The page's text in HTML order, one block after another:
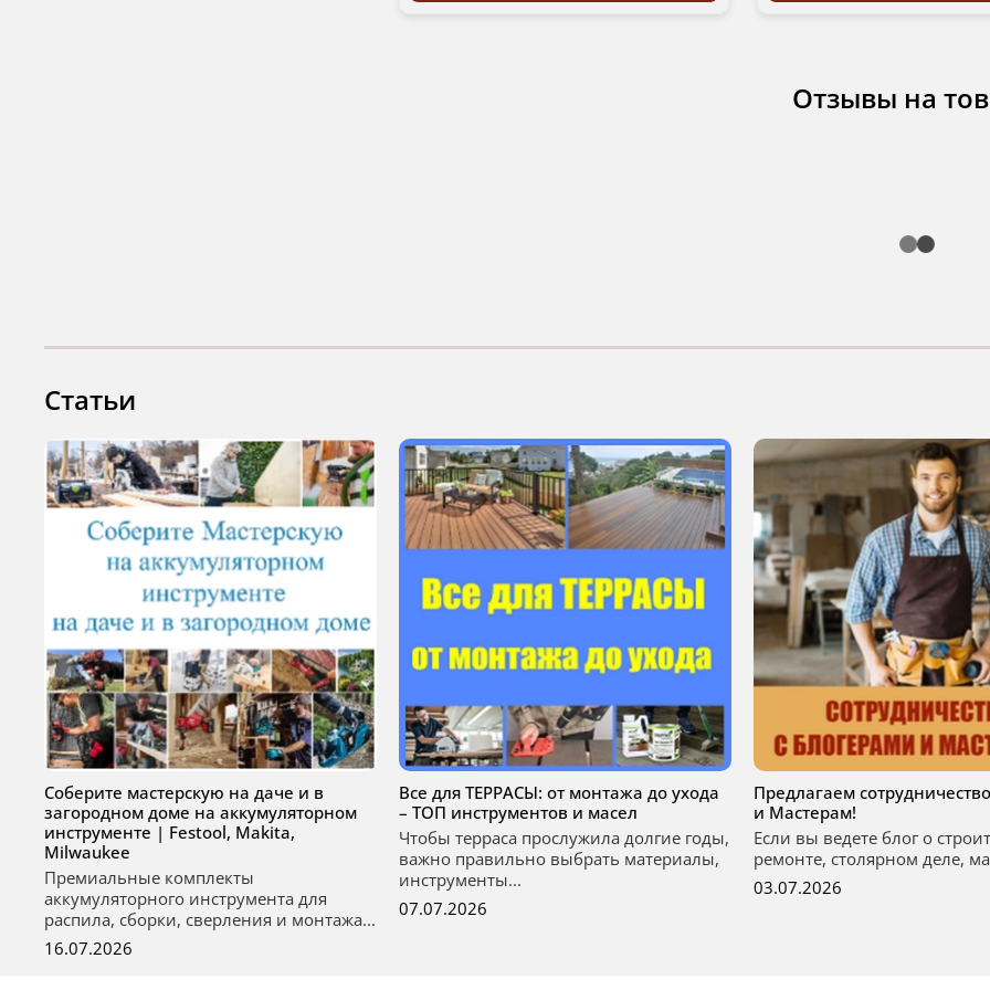
Отзывы на
Статьи
Соберите мастерскую на даче и в
загородном доме на аккумуляторном
инструменте | Festool, Makita,
Milwaukee
Премиальные комплекты
аккумуляторного инструмента для
распила, сборки, сверления и монтажа...
16.07.2026
Все для ТЕРРАСЫ: от монтажа до ухода
– ТОП инструментов и масел
Чтобы терраса прослужила долгие годы,
важно правильно выбрать материалы,
инструменты...
07.07.2026
Предлагаем
и Мастерам!
Если вы ведете блог о
ремонте, столярном деле,
03.07.2026